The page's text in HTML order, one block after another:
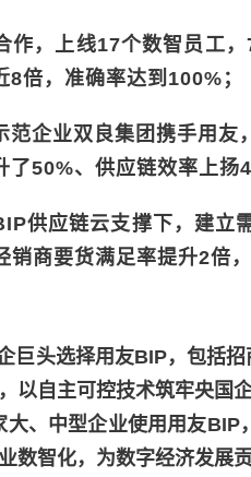
作，上线17个数智员工
倍，准确率达到100%；
范企业双良集团携手用
了50%、供应链效率上扬
供应链云支撑下，建立
销商要货满足率提升2倍
头选择用友BIP，包括招
以自主可控技术筑牢央国
中型企业使用用友BIP
数智化，为数字经济发展